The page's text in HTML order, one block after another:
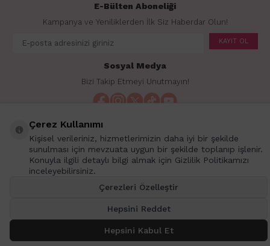
SEPETE EKLE
E-Bülten Aboneliği
Kampanya ve Yeniliklerden İlk Siz Haberdar Olun!
KAYIT OL
Sosyal Medya
Bizi Takip Etmeyi Unutmayın!
İçerikler
Markalar
Çerez Kullanımı
Kişisel verileriniz, hizmetlerimizin daha iyi bir şekilde
sunulması için mevzuata uygun bir şekilde toplanıp işlenir.
Konuyla ilgili detaylı bilgi almak için Gizlilik Politikamızı
inceleyebilirsiniz.
Çerezleri Özelleştir
Hepsini Reddet
Hepsini Kabul Et